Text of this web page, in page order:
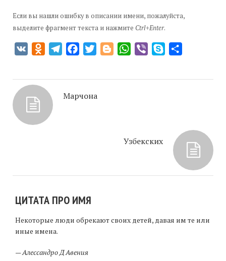
Если вы нашли ошибку в описании имени, пожалуйста,
выделите фрагмент текста и нажмите Ctrl+Enter.
VK Odnoklassniki
TelegramFacebookTwitterBloggerWhatsApp
Viber Skype
Марчона
Узбекских
ЦИТАТА ПРО ИМЯ
Некоторые люди обрекают своих детей, давая им те или
иные имена.
—Алессандро Д Авения